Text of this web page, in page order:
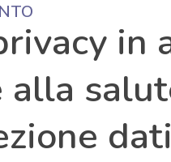
in
alla